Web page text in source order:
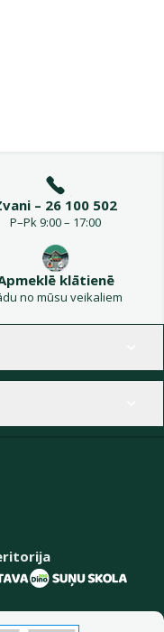
– 26 100 502
P–Pk 9:00 – 17:00
klātienē
no mūsu veikaliem